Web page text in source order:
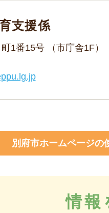
支援係
1番15号 （市庁舎1F）
別府市ホームページの
情報